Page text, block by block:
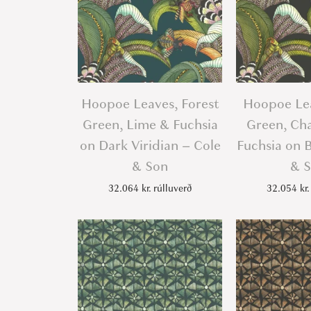
Hoopoe Leaves, Forest
Green, Lime & Fuchsia
on Dark Viridian – Cole
& Son
32.064 kr. rúlluverð
Hoopoe
Green,
Fuchsia on
&
32.054 kr.